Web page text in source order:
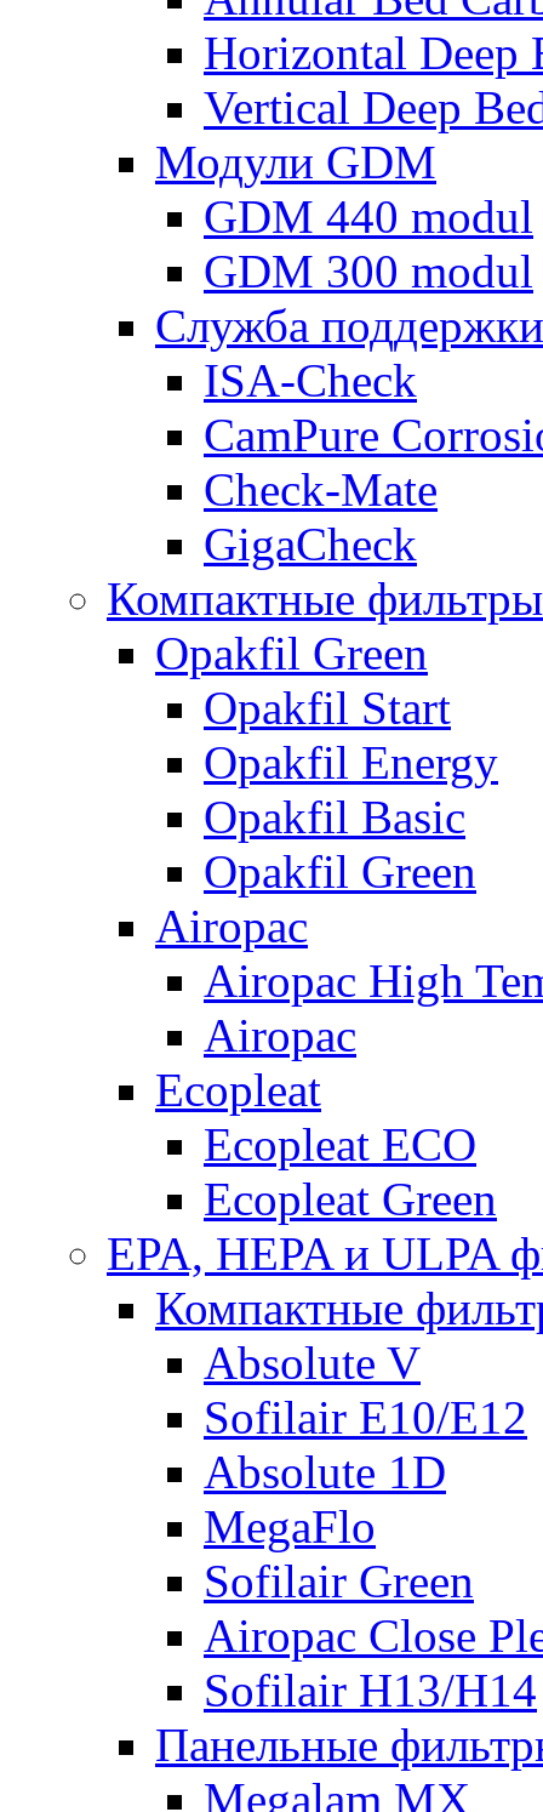
Horizontal Deep
Vertical Deep
Модули GDM
GDM 440 modul
GDM 300 modul
Служба поддержки
ISA-Check
CamPure
Check-Mate
GigaCheck
Компактные фильтры
Opakfil Green
Opakfil Start
Opakfil Energy
Opakfil Basic
Opakfil Green
Airopac
Airopac High
Airopac
Ecopleat
Ecopleat ECO
Ecopleat Green
EPA, HEPA и ULPA
Компактные
Absolute V
Sofilair E10/E12
Absolute 1D
MegaFlo
Sofilair Green
Airopac Close
Sofilair H13/H14
Панельные
Megalam MX